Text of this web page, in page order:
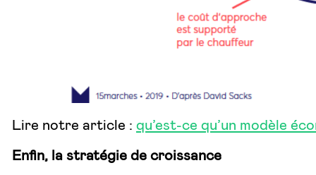
Lire notre article : qu’est-ce qu’un modèle
Enfin, la stratégie de croissance